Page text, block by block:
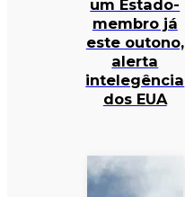
um Estado-
membro já
este outono,
alerta
intelegência
dos EUA